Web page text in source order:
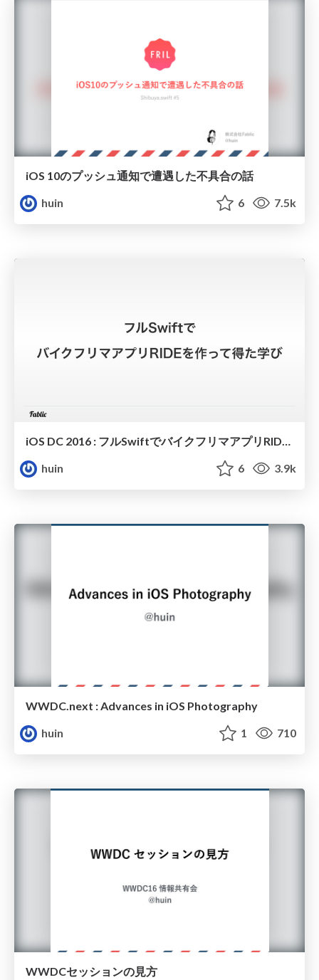
iOS 10のプッシュ通知で遭遇した不具合の話
huin
6 7.5k
iOS DC 2016 : フルSwiftでバイクフリマアプリRIDEを作って得た学び
huin
6 3.9k
WWDC.next : Advances in iOS Photography
huin
1 710
WWDCセッションの見方